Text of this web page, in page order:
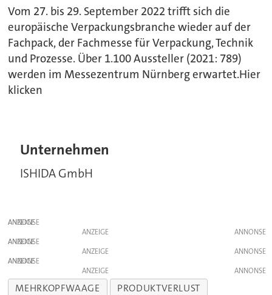
Vom 27. bis 29. September 2022 trifft sich die
europäische Verpackungsbranche wieder auf der
Fachpack, der Fachmesse für Verpackung, Technik
und Prozesse. Über 1.100 Aussteller (2021: 789)
werden im Messezentrum Nürnberg erwartet.Hier
klicken
Unternehmen
ISHIDA GmbH
ANZEIGE
ANZEIGE
ANZEIGE
ANZEIGE
ANZEIGE
ANZEIGE
MEHRKOPFWAAGE
PRODUKTVERLUST